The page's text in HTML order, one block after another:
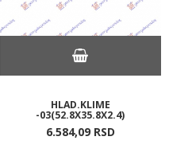
HLAD.KLIME
-03(52.8X35.8X2.4)
6.584,09 RSD